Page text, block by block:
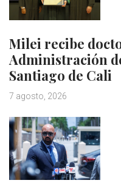
Milei recibe
Administración
Santiago de Cali
7 agosto, 2026